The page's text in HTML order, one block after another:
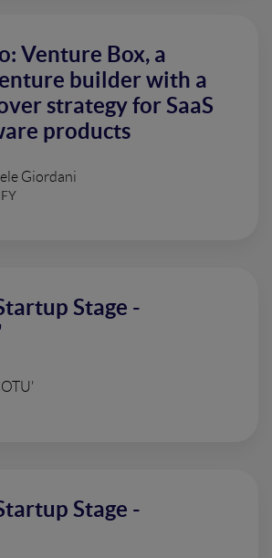
Venture Box, a
builder with a
strategy for SaaS
products
Giordani
Stage -
Stage -